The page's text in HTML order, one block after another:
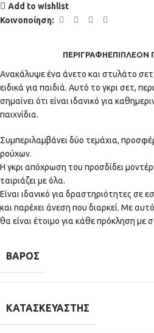
Add to wishlist
Κοινοποίηση:
ΠΕΡΙΓΡΑΦΉΕΠΙΠΛΈΟΝ
Ανακάλυψε ένα άνετο και στυλάτο σετ
ειδικά για παιδιά. Αυτό το γκρι σετ,
σημαίνει ότι είναι ιδανικό για
παιχνίδια.
Συμπεριλαμβάνει δύο τεμάχια,
ρούχων.
Η γκρι απόχρωση του προσδίδει
ταιριάζει με όλα.
Είναι ιδανικό για δραστηριότητες σε
και παρέχει άνεση που διαρκεί. Με
θα είναι έτοιμο για κάθε πρόκληση με
ΒΆΡΟΣ
ΚΑΤΑΣΚΕΥΑΣΤΉΣ